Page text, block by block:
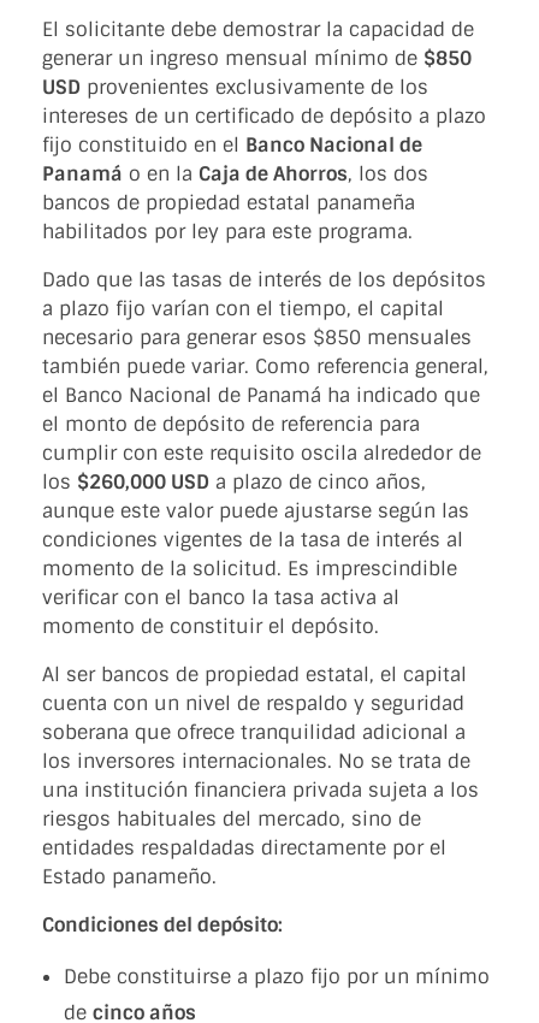
El solicitante debe demostrar la capacidad de
generar un ingreso mensual mínimo de $850
USD provenientes exclusivamente de los
intereses de un certificado de depósito a plazo
fijo constituido en el Banco Nacional de
Panamá o en la Caja de Ahorros, los dos
bancos de propiedad estatal panameña
habilitados por ley para este programa.
Dado que las tasas de interés de los depósitos
a plazo fijo varían con el tiempo, el capital
necesario para generar esos $850 mensuales
también puede variar. Como referencia general,
el Banco Nacional de Panamá ha indicado que
el monto de depósito de referencia para
cumplir con este requisito oscila alrededor de
los $260,000 USD a plazo de cinco años,
aunque este valor puede ajustarse según las
condiciones vigentes de la tasa de interés al
momento de la solicitud. Es imprescindible
verificar con el banco la tasa activa al
momento de constituir el depósito.
Al ser bancos de propiedad estatal, el capital
cuenta con un nivel de respaldo y seguridad
soberana que ofrece tranquilidad adicional a
los inversores internacionales. No se trata de
una institución financiera privada sujeta a los
riesgos habituales del mercado, sino de
entidades respaldadas directamente por el
Estado panameño.
Condiciones del depósito:
Debe constituirse a plazo fijo por un mínimo
de cinco años